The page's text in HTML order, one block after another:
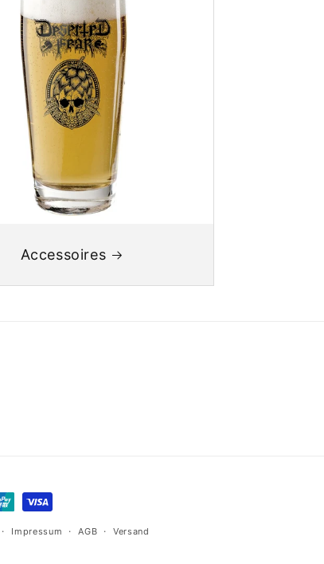
Accessoires
Impressum AGB Versand